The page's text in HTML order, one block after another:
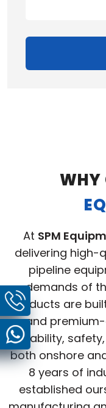
WHY
At SPM
delivering high-
pipeline
demands of
products are
and
durability,
both onshore
8 years of
established